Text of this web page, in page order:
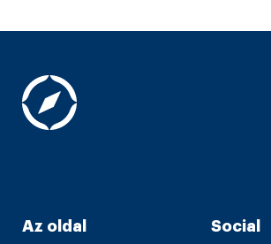
Az oldal Social